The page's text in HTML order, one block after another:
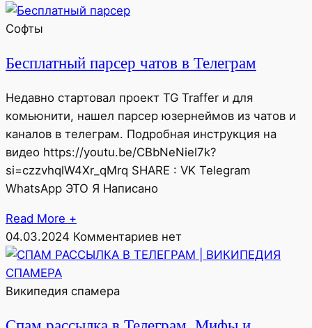
Софты
Бесплатный парсер чатов в Телеграм
Недавно стартовал проект TG Traffer и для
комьюнити, нашел парсер юзернеймов из чатов и
каналов в телеграм. Подробная инструкция на
видео https://youtu.be/CBbNeNiel7k?
si=czzvhqlW4Xr_qMrq SHARE : VK Telegram
WhatsApp ЭТО Я Написано
Read More +
04.03.2024 Комментариев нет
Википедия спамера